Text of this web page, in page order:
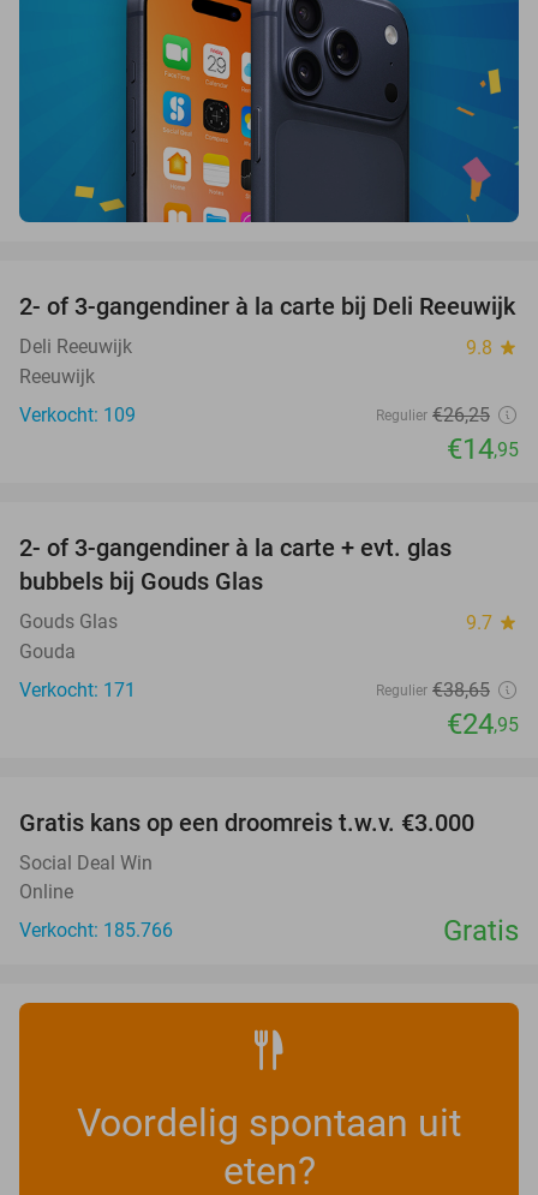
43%
2- of 3-gangendiner à la carte bij Deli Reeuwijk
Deli Reeuwijk 9.8 star
Reeuwijk
Verkocht: 109
Regulier €26,25
€14,95
2- of 3-gangendiner à la carte + evt. glas
bubbels bij Gouds Glas
Gouds Glas 9.7 star
Gouda
Verkocht: 171
Regulier €38,65
€24,95
Gratis kans op een droomreis t.w.v. €3.000
Social Deal Win
Online
Verkocht: 185.766
Gratis
Voordelig spontaan uit
eten?